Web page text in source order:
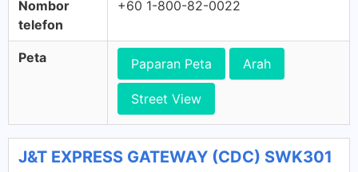
Nombor
telefon
+60 1-800-82-0022
Peta Paparan Peta Arah
Street View
J&T EXPRESS GATEWAY (CDC) SWK301